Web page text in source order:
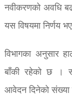
नवीकरणको अवधि
यस विषयमा निर्णय
विभागका अनुसार
बाँकी रहेको छ ।
आवेदन दिनेको